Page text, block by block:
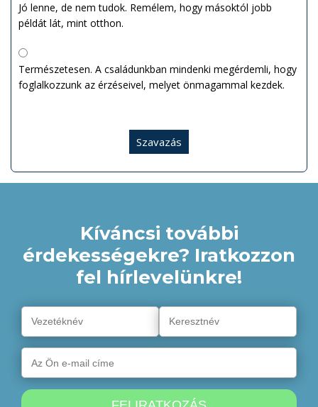
Jó lenne, de nem tudok. Remélem, hogy másoktól jobb
példát lát, mint otthon.
Természetesen. A családunkban mindenki megérdemli, hogy
foglalkozzunk az érzéseivel, melyet önmagammal kezdek.
Szavazás
Kíváncsi további
érdekességekre? Iratkozzon
fel hírlevelünkre!